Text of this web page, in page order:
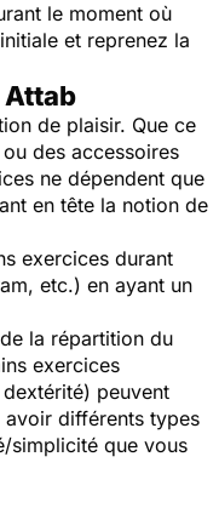
le moment où
et reprenez la
Attab
de plaisir. Que ce
des accessoires
ne dépendent que
en tête la notion de
exercices durant
etc.) en ayant un
la répartition du
exercices
peuvent
différents types
simplicité que vous